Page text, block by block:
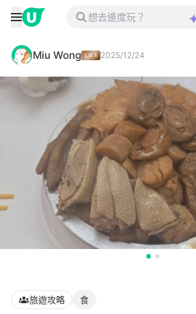
Miu Wong 2025/12/24
旅遊攻略 食